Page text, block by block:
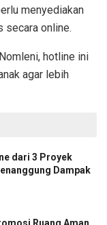
menyediakan
secara online.
hotline ini
agar lebih
dari 3 Proyek
Dampak